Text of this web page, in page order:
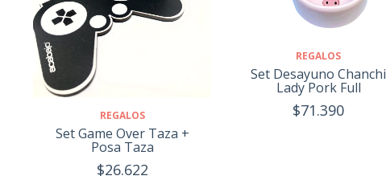
REGALOS
Set Game Over Taza +
Posa Taza
$26.622
REGALOS
Set Desayuno Chanchi
Lady Pork Full
$71.390